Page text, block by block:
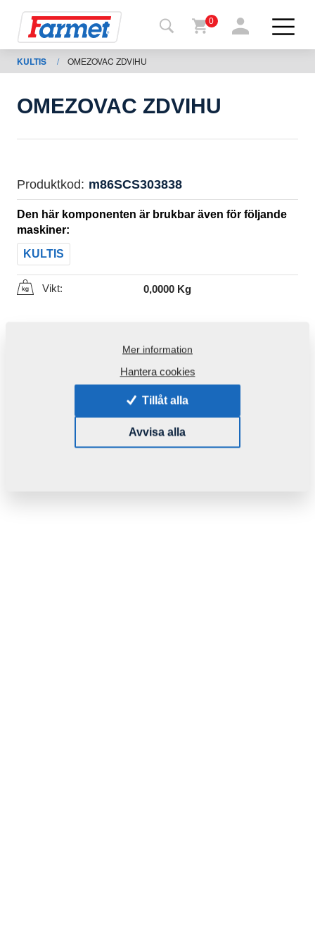
shop
Mina
maskiner
För
nedladdning
0
KULTIS / OMEZOVAC ZDVIHU
OMEZOVAC ZDVIHU
Produktkod: m86SCS303838
Den här komponenten är brukbar även för följande
maskiner:
KULTIS
Vikt: 0,0000 Kg
Mer information
Hantera cookies
Tillåt alla
Avvisa alla